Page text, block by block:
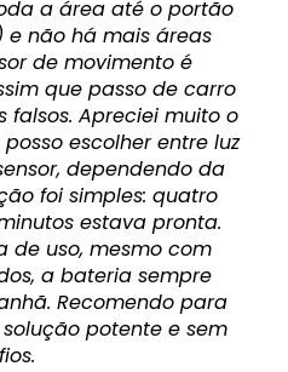
a área até o portão
e não há mais áreas
de movimento é
que passo de carro
falsos. Apreciei muito o
escolher entre luz
dependendo da
foi simples: quatro
estava pronta.
de uso, mesmo com
a bateria sempre
Recomendo para
potente e sem
fios.